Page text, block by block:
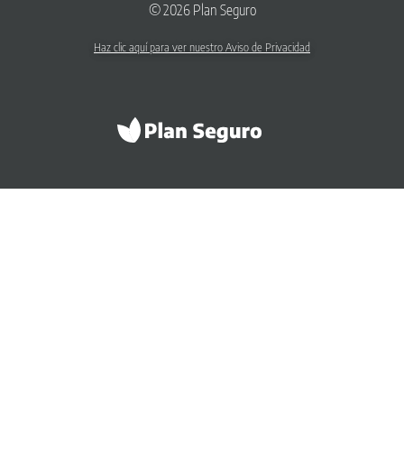
© 2026 Plan Seguro
Haz clic aquí para ver nuestro Aviso de Privacidad